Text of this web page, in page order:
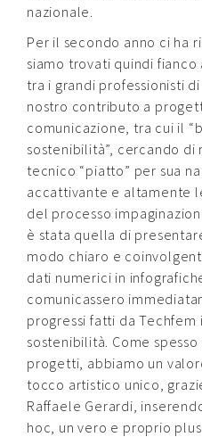
nazionale.
Per il secondo anno ci ha
siamo trovati quindi
tra i grandi professionisti
nostro contributo a
comunicazione, tra cui il
sostenibilità”, cercando
tecnico “piatto” per sua
accattivante e altamente
del processo
è stata quella di
modo chiaro e
dati numerici in
comunicassero
progressi fatti da Techfem
sostenibilità. Come
progetti, abbiamo un
tocco artistico unico,
Raffaele Gerardi,
hoc, un vero e proprio